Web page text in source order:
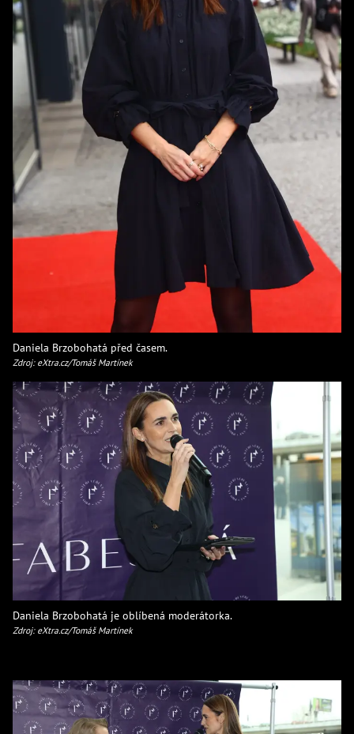
Daniela Brzobohatá před časem.
Zdroj: eXtra.cz/Tomáš Martínek
Daniela Brzobohatá je oblíbená moderátorka.
Zdroj: eXtra.cz/Tomáš Martínek